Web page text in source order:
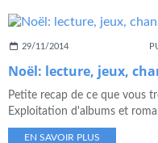
29/11/2014
Petite recap de ce que vous
Exploitation d'albums et
EN SAVOIR PLUS